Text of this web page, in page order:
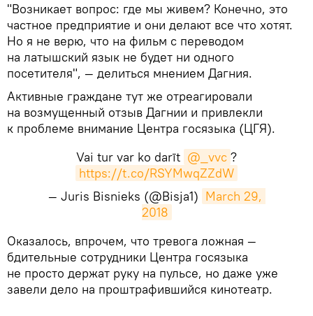
"Возникает вопрос: где мы живем? Конечно, это
частное предприятие и они делают все что хотят.
Но я не верю, что на фильм с переводом
на латышский язык не будет ни одного
посетителя", — делиться мнением Дагния.
Активные граждане тут же отреагировали
на возмущенный отзыв Дагнии и привлекли
к проблеме внимание Центра госязыка (ЦГЯ).
Vai tur var ko darīt @_vvc ?
https://t.co/RSYMwqZZdW
— Juris Bisnieks (@Bisja1) March 29,
2018
​Оказалось, впрочем, что тревога ложная —
бдительные сотрудники Центра госязыка
не просто держат руку на пульсе, но даже уже
завели дело на проштрафившийся кинотеатр.